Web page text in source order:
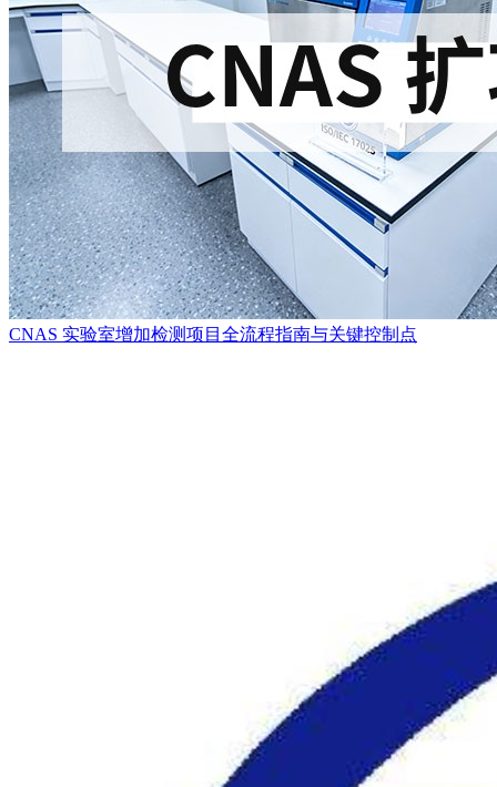
CNAS 实验室增加检测项目全流程指南与关键控制点